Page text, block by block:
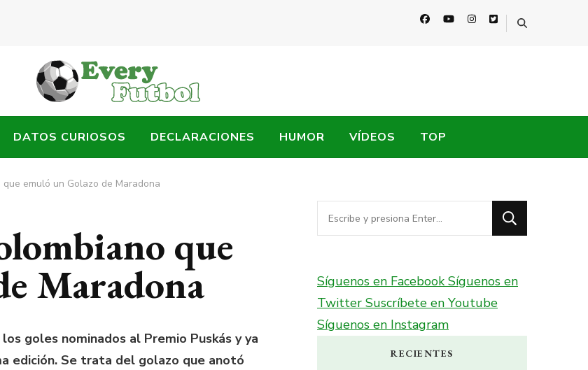
DATOS CURIOSOS DECLARACIONES HUMOR VÍDEOS TOP
emuló un Golazo de Maradona
que
Maradona
goles nominados al Premio Puskás y ya
edición. Se trata del golazo que anotó
¿Buscas
algo?
Síguenos en FacebookSíguenos en
Twitter Suscríbete en Youtube
Síguenos en Instagram
RECIENTES